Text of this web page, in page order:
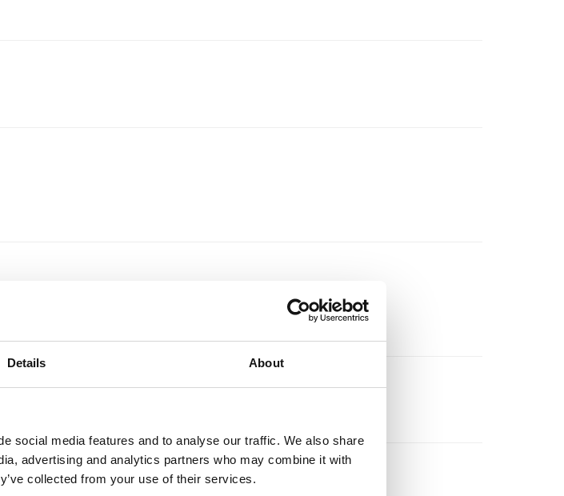
Details About
social media features and to analyse our traffic. We also share
advertising and analytics partners who may combine it with
collected from your use of their services.